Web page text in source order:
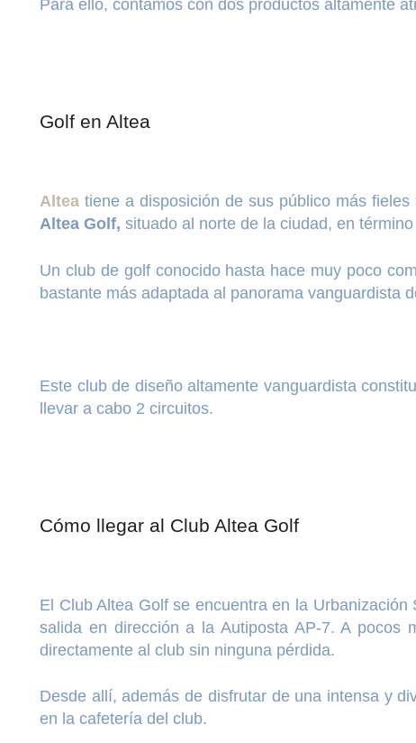
Para ello, contamos con dos productos altamente
Golf en Altea
Altea tiene a disposición de sus público más fieles
Altea Golf, situado al norte de la ciudad, en
Un club de golf conocido hasta hace muy poco
bastante más adaptada al panorama vanguardista
Este club de diseño altamente vanguardista
llevar a cabo 2 circuitos.
Cómo llegar al Club Altea Golf
El Club Altea Golf se encuentra en la
salida en dirección a la Autiposta AP-7. A pocos
directamente al club sin ninguna pérdida.
Desde allí, además de disfrutar de una intensa y
en la cafetería del club.